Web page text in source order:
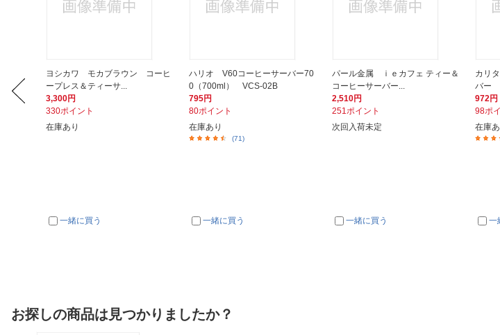
ヨシカワ モカブラウン コーヒ
ープレス＆ティーサ...
3,300円
330ポイント
在庫あり
一緒に買う
ハリオ V60コーヒーサーバー70
0（700ml） VCS-02B
795円
80ポイント
在庫あり
(71)
一緒に買う
パール金属 ｉｅカフェ ティー＆
コーヒーサーバー...
2,510円
251ポイント
次回入荷未定
一緒に買う
カリ
バー
972円
98ポ
在庫あ
一
お探しの商品は見つかりましたか？